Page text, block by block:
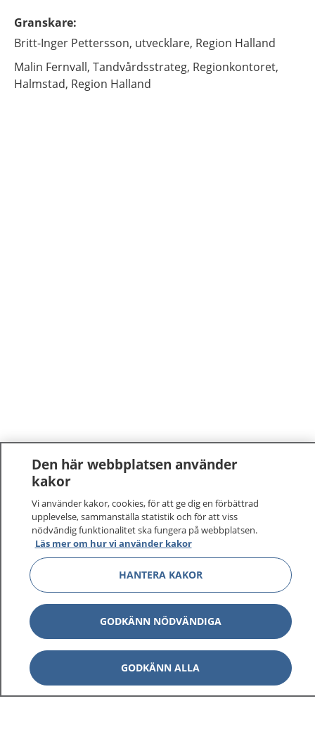
Granskare:
Britt-Inger Pettersson, utvecklare, Region Halland
Malin Fernvall, Tandvårdsstrateg, Regionkontoret,
Halmstad, Region Halland
1177–tryggt om din hälsa och vård
På 1177.se får du råd om hälsa och information om
sjukdomar och vilka mottagningar du kan kontakta.
Logga in för att läsa din journal och göra dina
vårdärenden. Ring telefonnummer 1177 för
sjukvårdsrådgivning dygnet runt.
1177 ger dig råd när du vill må bättre.
Den här webbplatsen använder
kakor
Vi använder kakor, cookies, för att ge dig en förbättrad
upplevelse, sammanställa statistik och för att viss
nödvändig funktionalitet ska fungera på webbplatsen.
Läs mer om hur vi använder kakor
HANTERA KAKOR
GODKÄNN NÖDVÄNDIGA
GODKÄNN ALLA